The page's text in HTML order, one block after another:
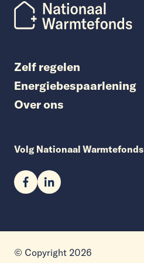
Zelf regelen
Energiebespaarlening
Over ons
Volg Nationaal Warmtefonds
© Copyright 2026